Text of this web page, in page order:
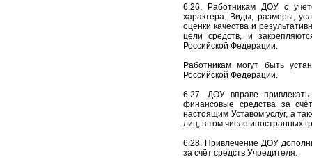
6.26. Работникам ДОУ с
характера. Виды, размеры,
оценки качества и
цели средств, и
Российской Федерации.
Работникам могут быть
Российской Федерации.
6.27. ДОУ вправе привлекать
финансовые средства за
настоящим Уставом услуг, а
лиц, в том числе иностранных
6.28. Привлечение ДОУ
за счёт средств Учредителя.